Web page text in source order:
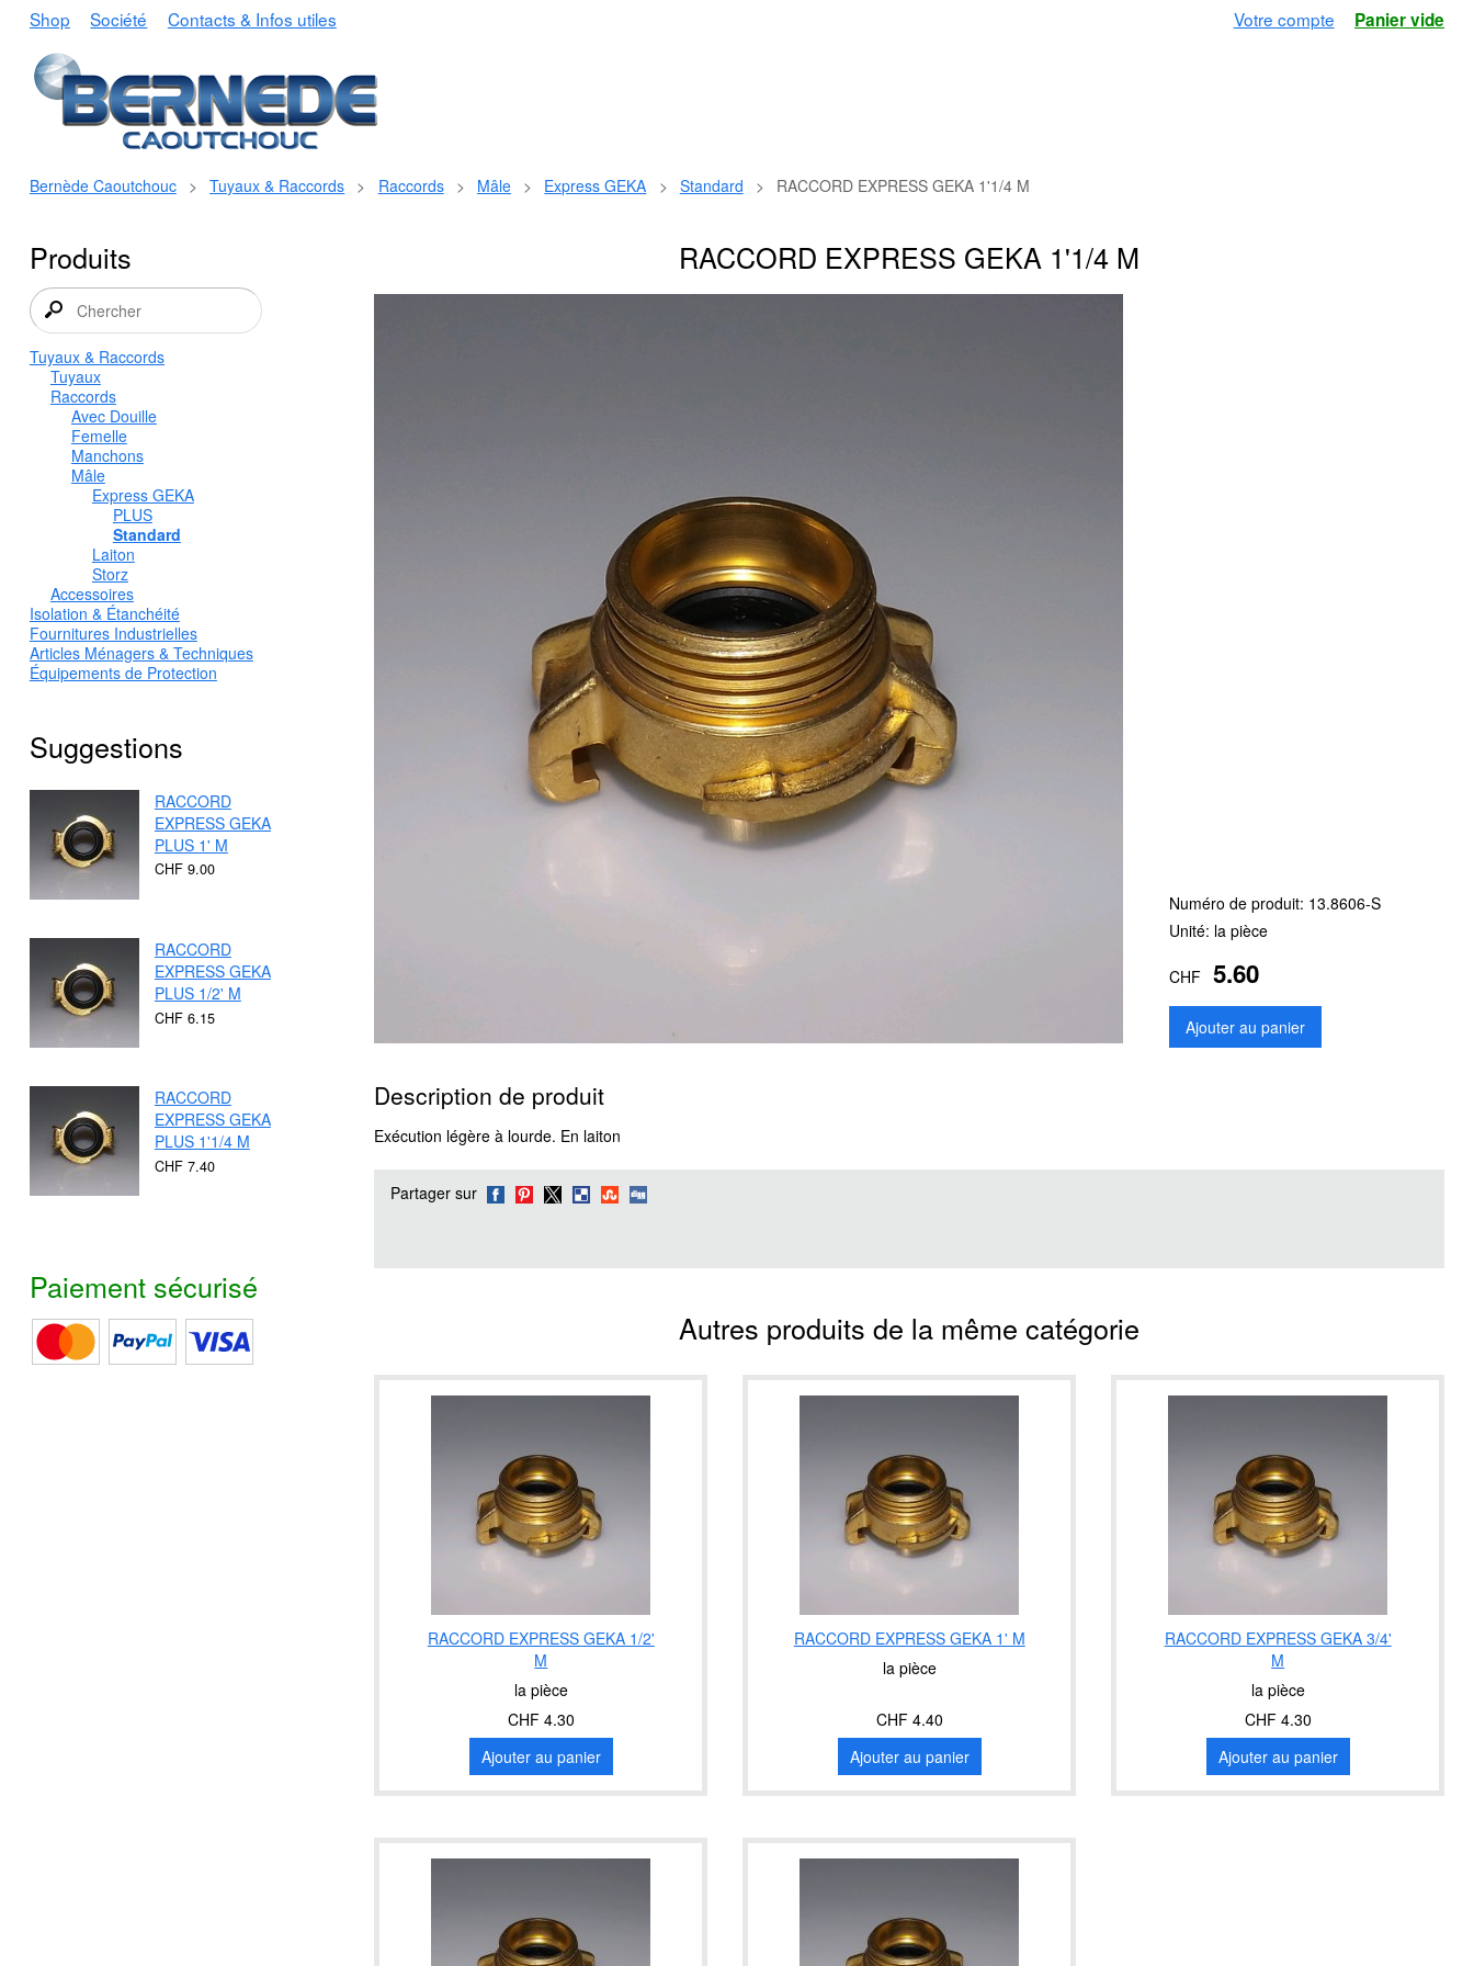
Shop Société Contacts & Infos utiles Votre compte Panier vide
Bernède Caoutchouc > Tuyaux & Raccords > Raccords > Mâle > Express GEKA > Standard > RACCORD EXPRESS GEKA 1'1/4 M
Produits
Tuyaux & Raccords
Tuyaux
Raccords
Avec Douille
Femelle
Manchons
Mâle
Express GEKA
PLUS
Standard
Laiton
Storz
Accessoires
Isolation & Étanchéité
Fournitures Industrielles
Articles Ménagers & Techniques
Équipements de Protection
Suggestions
RACCORD
EXPRESS GEKA
PLUS 1' M
CHF 9.00
RACCORD
EXPRESS GEKA
PLUS 1/2' M
CHF 6.15
RACCORD
EXPRESS GEKA
PLUS 1'1/4 M
CHF 7.40
Paiement sécurisé
RACCORD EXPRESS GEKA 1'1/4 M
Numéro de produit: 13.8606-S
Unité: la pièce
CHF 5.60
Ajouter au panier
Description de produit
Exécution légère à lourde. En laiton
Partager sur
Autres produits de la même catégorie
RACCORD EXPRESS GEKA 1/2'
M
la pièce
CHF 4.30
Ajouter au panier
RACCORD EXPRESS GEKA 1' M
la pièce
CHF 4.40
Ajouter au panier
RACCORD EXPRESS GEKA 3/4'
M
la pièce
CHF 4.30
Ajouter au panier